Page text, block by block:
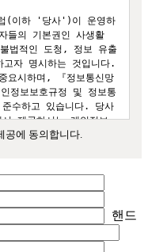
럽(이하 '당사')이 운영하
들의 기본권인 사생활
법적인 도청, 정보 유출
자 명시하는 것입니다.
요시하며, 『정보통신망
정보보호규정 및 정보통
준수하고 있습니다. 당사
제공하시는 개인정보
며 개인정보보호를 위
리하기 위한 최소한의
하신 모든 정보는 상기
으며 수집 정보의 범위
시 고객님께 사전 동의
공에 동의합니다.
핸드